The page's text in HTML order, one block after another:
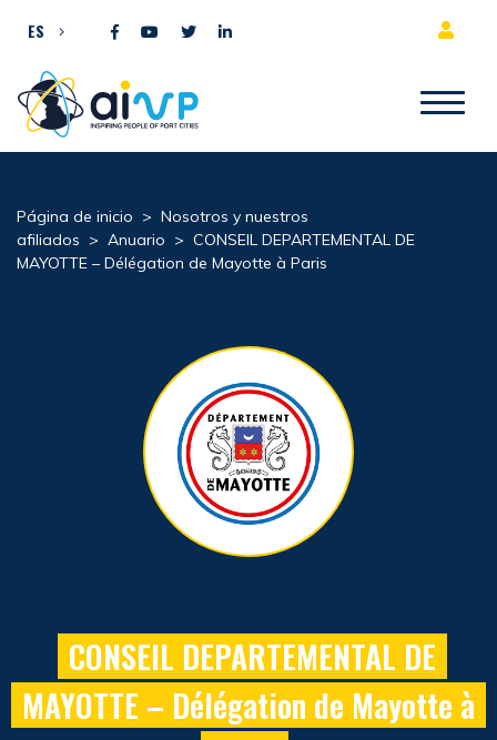
ES
Página de inicio > Nosotros y nuestros
afiliados > Anuario > CONSEIL DEPARTEMENTAL DE
MAYOTTE – Délégation de Mayotte à Paris
CONSEIL DEPARTEMENTAL DE
MAYOTTE – Délégation de Mayotte à